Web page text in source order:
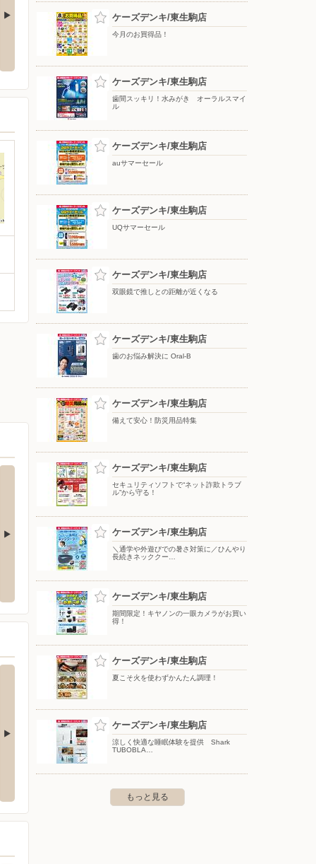
のう ア
ReFaで毎日のケアをもっと上質
に！
田町1-2-1
エディオン/くずはモール店
〒573-1121 大阪府枚方市楠葉花園町10-85 くずはモー
ル南館1階
店
1
ケーズデンキ/東生駒店
今月のお買得品！
ケーズデンキ/東生駒店
歯間スッキリ！水みがき オーラルスマイ
ル
ケーズデンキ/東生駒店
auサマーセール
ケーズデンキ/東生駒店
UQサマーセール
ケーズデンキ/東生駒店
双眼鏡で推しとの距離が近くなる
ケーズデンキ/東生駒店
歯のお悩み解決に Oral-B
ケーズデンキ/東生駒店
備えて安心！防災用品特集
ケーズデンキ/東生駒店
セキュリティソフトで“ネット詐欺トラブ
ル”から守る！
ケーズデンキ/東生駒店
＼通学や外遊びでの暑さ対策に／ひんやり
長続きネッククー…
ケーズデンキ/東生駒店
期間限定！キヤノンの一眼カメラがお買い
得！
ケーズデンキ/東生駒店
夏こそ火を使わずかんたん調理！
ケーズデンキ/東生駒店
涼しく快適な睡眠体験を提供 Shark
TUBOBLA…
もっと見る